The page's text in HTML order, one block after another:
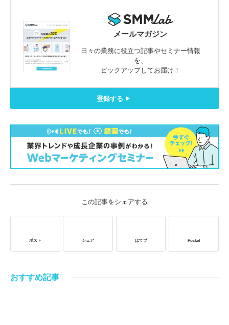
メールマガジン
日々の業務に役立つ記事やセミナー情報
を、
ピックアップしてお届け！
登録する
この記事をシェアする
ポスト シェア はてブ Pocket
おすすめ記事